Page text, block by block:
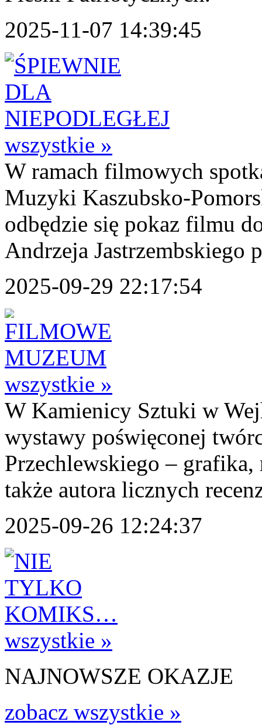
2025-11-07 14:39:45
wszystkie »
W ramach filmowych
Muzyki Kaszubsko-
odbędzie się pokaz filmu
Andrzeja Jastrzembskiego
2025-09-29 22:17:54
wszystkie »
W Kamienicy Sztuki w
wystawy poświęconej
Przechlewskiego –
także autora licznych
2025-09-26 12:24:37
wszystkie »
NAJNOWSZE OKAZJE
zobacz wszystkie »